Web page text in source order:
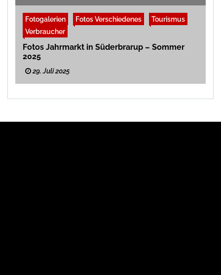
Fotogalerien Fotos Verschiedenes
Tourismus
Verbraucher
Fotos Jahrmarkt in Süderbrarup – Sommer
2025
29. Juli 2025